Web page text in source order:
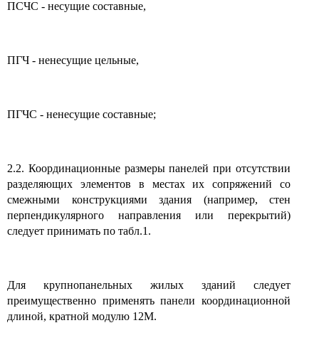
ПСЧС - несущие составные,
ПГЧ - ненесущие цельные,
ПГЧС - ненесущие составные;
2.2. Координационные размеры панелей при отсутствии
разделяющих элементов в местах их сопряжений со
смежными конструкциями здания (например, стен
перпендикулярного направления или перекрытий)
следует принимать по табл.1.
Для крупнопанельных жилых зданий следует
преимущественно применять панели координационной
длиной, кратной модулю 12М.